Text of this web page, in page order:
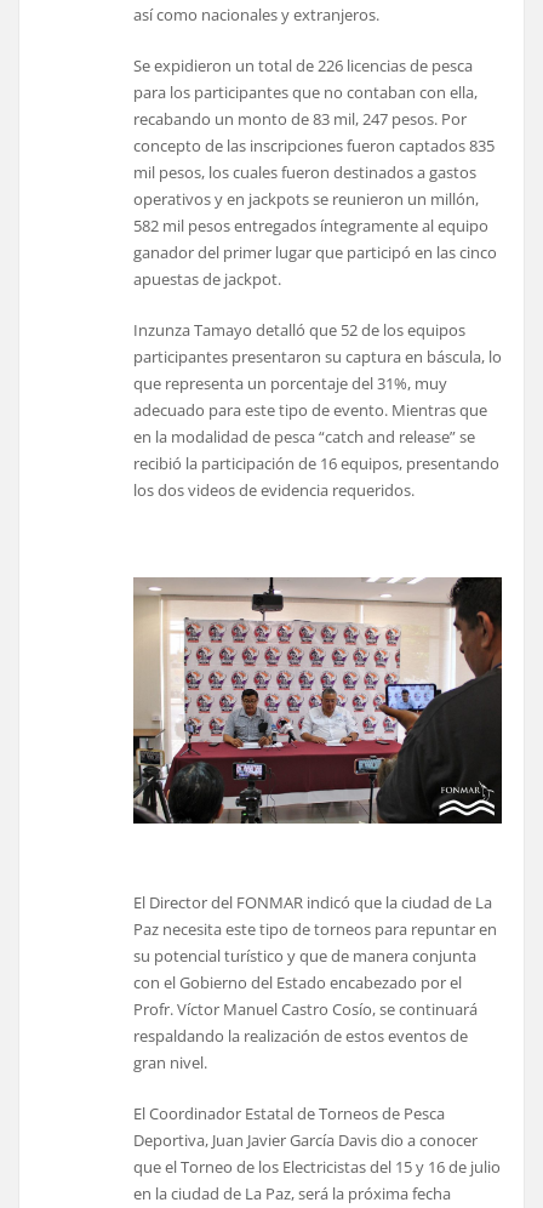
así como nacionales y extranjeros.
Se expidieron un total de 226 licencias de pesca
para los participantes que no contaban con ella,
recabando un monto de 83 mil, 247 pesos. Por
concepto de las inscripciones fueron captados 835
mil pesos, los cuales fueron destinados a gastos
operativos y en jackpots se reunieron un millón,
582 mil pesos entregados íntegramente al equipo
ganador del primer lugar que participó en las cinco
apuestas de jackpot.
Inzunza Tamayo detalló que 52 de los equipos
participantes presentaron su captura en báscula, lo
que representa un porcentaje del 31%, muy
adecuado para este tipo de evento. Mientras que
en la modalidad de pesca “catch and release” se
recibió la participación de 16 equipos, presentando
los dos videos de evidencia requeridos.
El Director del FONMAR indicó que la ciudad de La
Paz necesita este tipo de torneos para repuntar en
su potencial turístico y que de manera conjunta
con el Gobierno del Estado encabezado por el
Profr. Víctor Manuel Castro Cosío, se continuará
respaldando la realización de estos eventos de
gran nivel.
El Coordinador Estatal de Torneos de Pesca
Deportiva, Juan Javier García Davis dio a conocer
que el Torneo de los Electricistas del 15 y 16 de julio
en la ciudad de La Paz, será la próxima fecha